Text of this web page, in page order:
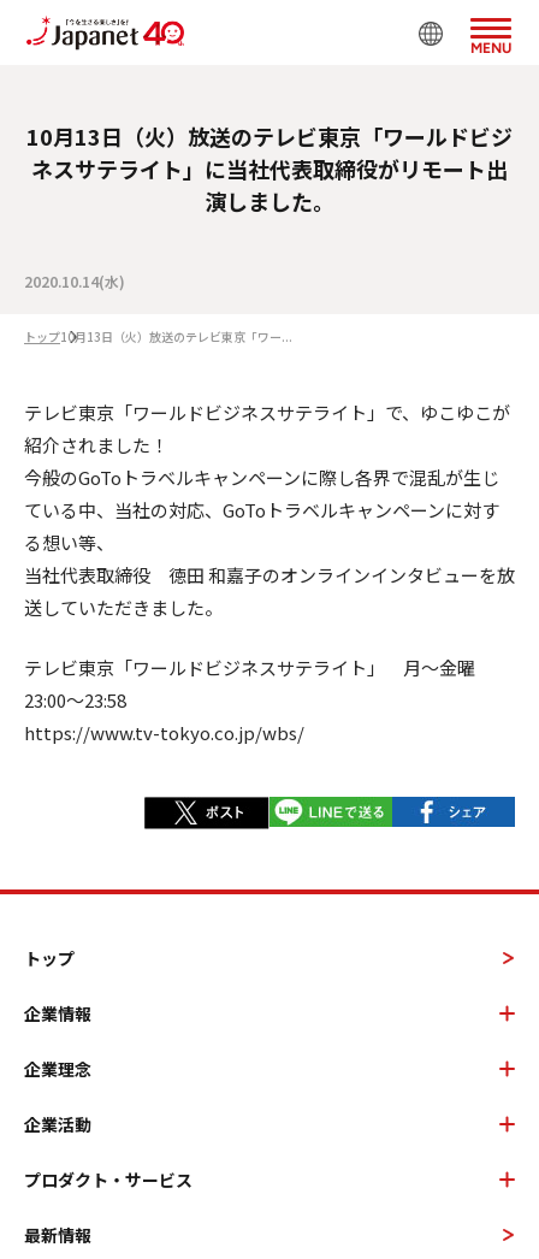
MENU
10月13日（火）放送のテレビ東京「ワールドビジ
ネスサテライト」に当社代表取締役がリモート出
演しました。
2020.10.14(水)
トップ10月13日（火）放送のテレビ東京「ワー...
テレビ東京「ワールドビジネスサテライト」で、ゆこゆこが
紹介されました！
今般のGoToトラベルキャンペーンに際し各界で混乱が生じ
ている中、当社の対応、GoToトラベルキャンペーンに対す
る想い等、
当社代表取締役 徳田 和嘉子のオンラインインタビューを放
送していただきました。
テレビ東京「ワールドビジネスサテライト」 月～金曜
23:00～23:58
https://www.tv-tokyo.co.jp/wbs/
トップ
企業情報
企業理念
企業活動
プロダクト・サービス
最新情報